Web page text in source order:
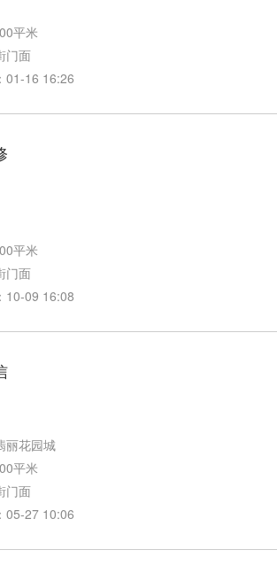
平米
门面
01-16 16:26
平米
门面
10-09 16:08
丽花园城
平米
门面
05-27 10:06